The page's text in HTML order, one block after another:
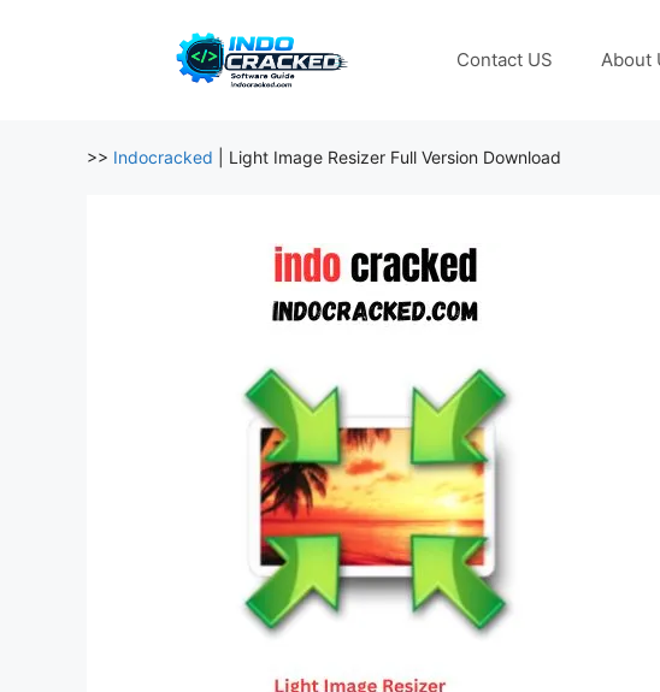
Contact US About
>> Indocracked Light Image Resizer Full Version Download